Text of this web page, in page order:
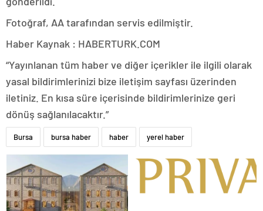
Fotoğraf, AA tarafından servis edilmiştir.
Haber Kaynak : HABERTURK.COM
“Yayınlanan tüm haber ve diğer içerikler ile ilgili olarak
yasal bildirimlerinizi bize iletişim sayfası üzerinden
iletiniz. En kısa süre içerisinde bildirimlerinize geri
dönüş sağlanılacaktır.”
Bursa bursa haber haber yerel haber